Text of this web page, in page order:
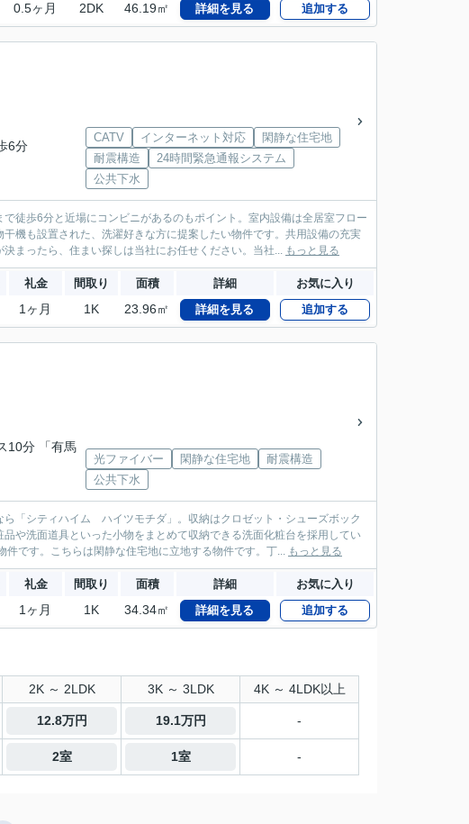
0.5ヶ月 2DK 46.19㎡ 詳細を見る 追加する
6分
CATV インターネット対応
閑静な住宅地
耐震構造
24時間緊急通報システム
公共下水
徒歩6分と近場にコンビニがあるのもポイント。室内設備は全居室フロー
機も設置された、洗濯好きな方に提案したい物件です。共用設備の充実
まったら、住まい探しは当社にお任せください。当社... もっと見る
礼金 間取り 面積 詳細 お気に入り
1ヶ月 1K 23.96㎡ 詳細を見る 追加する
10分 「有馬
光ファイバー 閑静な住宅地
耐震構造
公共下水
「シティハイム ハイツモチダ」。収納はクロゼット・シューズボック
や洗面道具といった小物をまとめて収納できる洗面化粧台を採用してい
です。こちらは閑静な住宅地に立地する物件です。丁... もっと見る
礼金 間取り 面積 詳細 お気に入り
1ヶ月 1K 34.34㎡ 詳細を見る 追加する
2K ～ 2LDK 3K ～ 3LDK 4K ～ 4LDK以上
12.8万円 19.1万円 -
2室 1室 -